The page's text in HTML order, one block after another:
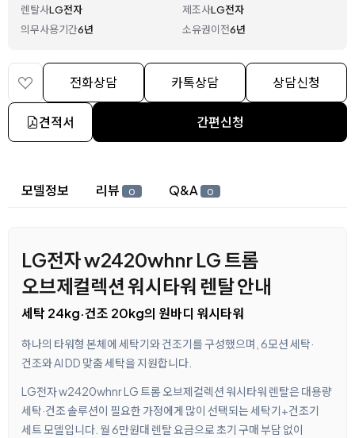
렌탈사LG전자 제조사LG전자
의무사용기간6년 소유권이전6년
전화상담 카톡상담 상담신청
견적서 간편신청
상세 정보
모델정보 리뷰 0 Q&A 0
LG전자 w2420whnr LG 트롬
오브제컬렉션 워시타워 렌탈 안내
세탁 24kg·건조 20kg의 원바디 워시타워
하나의 타워형 본체에 세탁기와 건조기를 구성했으며, 6모션 세탁·
건조와 AI DD 맞춤 세탁을 지원합니다.
LG전자 w2420whnr LG 트롬 오브제컬렉션 워시타워 렌탈은 대용량
세탁·건조 솔루션이 필요한 가정에게 많이 선택되는 세탁기+건조기
세트 모델입니다. 월 6만원대 렌탈 요금으로 초기 구매 부담 없이